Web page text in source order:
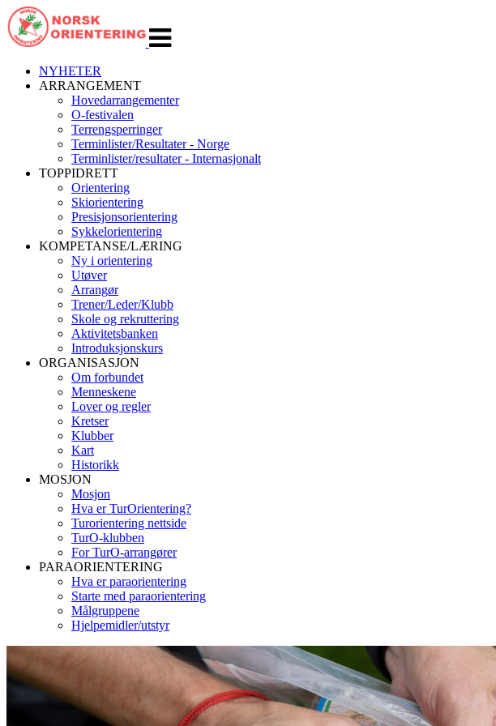
navigasjon
NYHETER
ARRANGEMENT
Hovedarrangementer
O-festivalen
Terrengsperringer
Terminlister/Resultater - Norge
Terminlister/resultater - Internasjonalt
TOPPIDRETT
Orientering
Skiorientering
Presisjonsorientering
Sykkelorientering
KOMPETANSE/LÆRING
Ny i orientering
Utøver
Arrangør
Trener/Leder/Klubb
Skole og rekruttering
Aktivitetsbanken
Introduksjonskurs
ORGANISASJON
Om forbundet
Menneskene
Lover og regler
Kretser
Klubber
Kart
Historikk
MOSJON
Mosjon
Hva er TurOrientering?
Turorientering nettside
TurO-klubben
For TurO-arrangører
PARAORIENTERING
Hva er paraorientering
Starte med paraorientering
Målgruppene
Hjelpemidler/utstyr